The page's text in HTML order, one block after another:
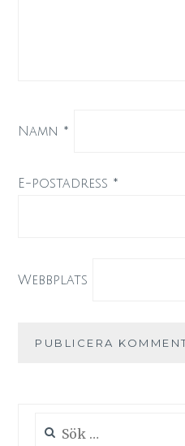
Namn *
E-postadress *
Webbplats
efter: